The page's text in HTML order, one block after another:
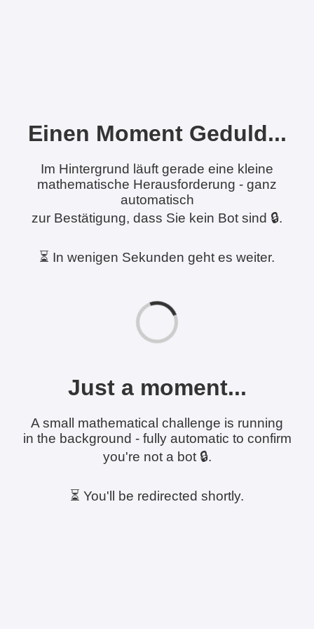
Einen Moment Geduld...
Im Hintergrund läuft gerade eine kleine
mathematische Herausforderung - ganz
automatisch
zur Bestätigung, dass Sie kein Bot sind 🔒.
⏳ In wenigen Sekunden geht es weiter.
Just a moment...
A small mathematical challenge is running
in the background - fully automatic to confirm
you're not a bot 🔒.
⏳ You'll be redirected shortly.